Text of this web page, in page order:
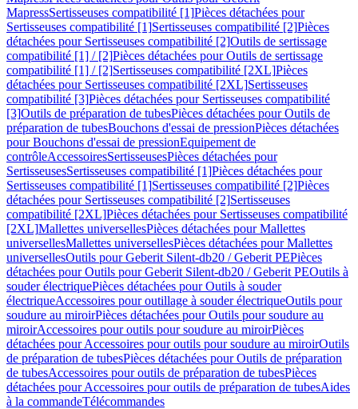
MapressSertisseuses compatibilité [1]Pièces détachées pour
Sertisseuses compatibilité [1]Sertisseuses compatibilité [2]Pièces
détachées pour Sertisseuses compatibilité [2]Outils de sertissage
compatibilité [1] / [2]Pièces détachées pour Outils de sertissage
compatibilité [1] / [2]Sertisseuses compatibilité [2XL]Pièces
détachées pour Sertisseuses compatibilité [2XL]Sertisseuses
compatibilité [3]Pièces détachées pour Sertisseuses compatibilité
[3]Outils de préparation de tubesPièces détachées pour Outils de
préparation de tubesBouchons d'essai de pressionPièces détachées
pour Bouchons d'essai de pressionEquipement de
contrôleAccessoiresSertisseusesPièces détachées pour
SertisseusesSertisseuses compatibilité [1]Pièces détachées pour
Sertisseuses compatibilité [1]Sertisseuses compatibilité [2]Pièces
détachées pour Sertisseuses compatibilité [2]Sertisseuses
compatibilité [2XL]Pièces détachées pour Sertisseuses compatibilité
[2XL]Mallettes universellesPièces détachées pour Mallettes
universellesMallettes universellesPièces détachées pour Mallettes
universellesOutils pour Geberit Silent-db20 / Geberit PEPièces
détachées pour Outils pour Geberit Silent-db20 / Geberit PEOutils à
souder électriquePièces détachées pour Outils à souder
électriqueAccessoires pour outillage à souder électriqueOutils pour
soudure au miroirPièces détachées pour Outils pour soudure au
miroirAccessoires pour outils pour soudure au miroirPièces
détachées pour Accessoires pour outils pour soudure au miroirOutils
de préparation de tubesPièces détachées pour Outils de préparation
de tubesAccessoires pour outils de préparation de tubesPièces
détachées pour Accessoires pour outils de préparation de tubesAides
à la commandeTélécommandes